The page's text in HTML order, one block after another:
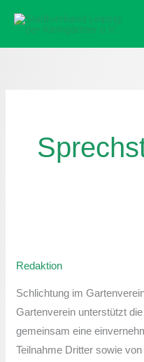
Inhalt
springen
Redaktion
Schlichtung im
Gartenverein unterstützt
gemeinsam eine
Teilnahme Dritter sowie
Schlichtergruppe